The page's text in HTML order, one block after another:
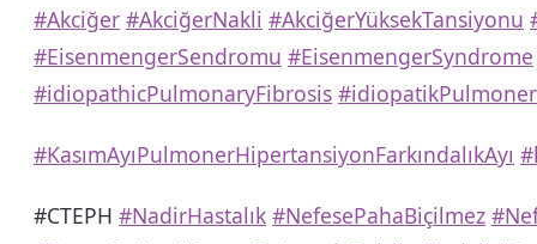
#Akciğer #AkciğerNakli #AkciğerYüksekTansiyonu
#EisenmengerSendromu #EisenmengerSyndrome
#idiopathicPulmonaryFibrosis
#KasımAyıPulmonerHipertansiyonFarkındalıkAyı
#CTEPH #NadirHastalık #NefesePahaBiçilmez